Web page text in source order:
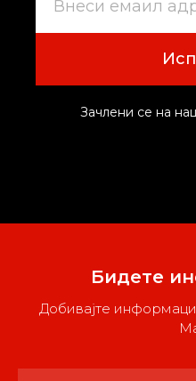
Зачлени се на
Бидете
Добивајте